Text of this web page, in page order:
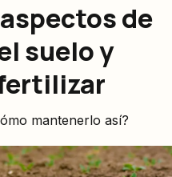
de
suelo y
mantenerlo así?